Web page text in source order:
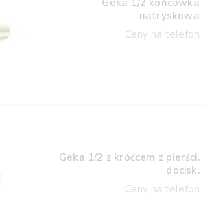
Geka 1/2 końcówka
natryskowa
Ceny na telefon
Geka 1/2 z króćcem z pierści.
docisk.
Ceny na telefon